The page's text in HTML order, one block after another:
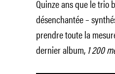
Quinze ans que le trio
désenchantée –
prendre toute la
dernier album, 1 200